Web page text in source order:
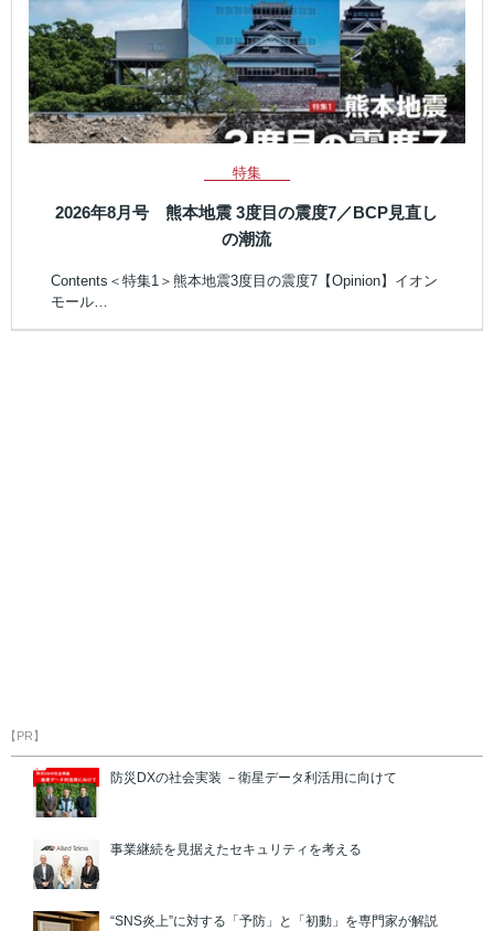
特集
2026年8月号 熊本地震 3度目の震度7／BCP見直し
の潮流
Contents＜特集1＞熊本地震3度目の震度7【Opinion】イオン
モール…
【PR】
防災DXの社会実装 －衛星データ利活用に向けて
事業継続を見据えたセキュリティを考える
“SNS炎上”に対する「予防」と「初動」を専門家が解説